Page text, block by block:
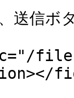
送信ボ
files/